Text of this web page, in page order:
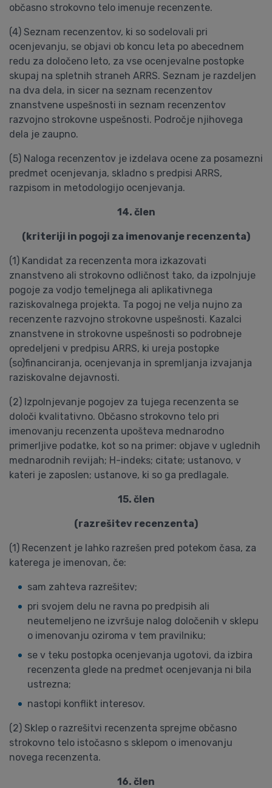
občasno strokovno telo imenuje recenzente.
(4) Seznam recenzentov, ki so sodelovali pri
ocenjevanju, se objavi ob koncu leta po abecednem
redu za določeno leto, za vse ocenjevalne postopke
skupaj na spletnih straneh ARRS. Seznam je razdeljen
na dva dela, in sicer na seznam recenzentov
znanstvene uspešnosti in seznam recenzentov
razvojno strokovne uspešnosti. Področje njihovega
dela je zaupno.
(5) Naloga recenzentov je izdelava ocene za posamezni
predmet ocenjevanja, skladno s predpisi ARRS,
razpisom in metodologijo ocenjevanja.
14. člen
(kriteriji in pogoji za imenovanje recenzenta)
(1) Kandidat za recenzenta mora izkazovati
znanstveno ali strokovno odličnost tako, da izpolnjuje
pogoje za vodjo temeljnega ali aplikativnega
raziskovalnega projekta. Ta pogoj ne velja nujno za
recenzente razvojno strokovne uspešnosti. Kazalci
znanstvene in strokovne uspešnosti so podrobneje
opredeljeni v predpisu ARRS, ki ureja postopke
(so)financiranja, ocenjevanja in spremljanja izvajanja
raziskovalne dejavnosti.
(2) Izpolnjevanje pogojev za tujega recenzenta se
določi kvalitativno. Občasno strokovno telo pri
imenovanju recenzenta upošteva mednarodno
primerljive podatke, kot so na primer: objave v uglednih
mednarodnih revijah; H-indeks; citate; ustanovo, v
kateri je zaposlen; ustanove, ki so ga predlagale.
15. člen
(razrešitev recenzenta)
(1) Recenzent je lahko razrešen pred potekom časa, za
katerega je imenovan, če:
sam zahteva razrešitev;
pri svojem delu ne ravna po predpisih ali
neutemeljeno ne izvršuje nalog določenih v sklepu
o imenovanju oziroma v tem pravilniku;
se v teku postopka ocenjevanja ugotovi, da izbira
recenzenta glede na predmet ocenjevanja ni bila
ustrezna;
nastopi konflikt interesov.
(2) Sklep o razrešitvi recenzenta sprejme občasno
strokovno telo istočasno s sklepom o imenovanju
novega recenzenta.
16. člen